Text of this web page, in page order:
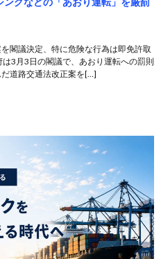
閣議決定、特に危険な行為は即免許取
は3月3日の閣議で、あおり運転への罰則
道路交通法改正案を[…]